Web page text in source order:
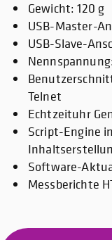
Gewicht: 120 g
USB-Master-
USB-Slave-
Telnet
Echtzeituhr
Script-Engine
Software-
Messberichte